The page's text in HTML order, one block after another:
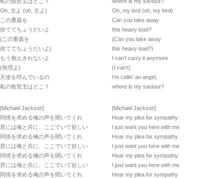
Oh, 主よ (oh, 主よ)
この重責を
捨ててちょうだいよ
(この重責を
捨ててちょうだいよ)
もう抱えきれないよ
(無理よ)
天使を呼んでいるの
私の救世主はどこ？
[Michael Jackson]
同情を求める俺の声を聞いてくれ
君には俺と共に、ここでいて欲しい
同情を求める俺の声を聞いてくれ
君には俺と共に、ここでいて欲しい
同情を求める俺の声を聞いてくれ
君には俺と共に、ここでいて欲しい
同情を求める俺の声を聞いてくれ
Oh, my lord (oh, my lord)
Can you take away
this heavy load?
(Can you take away
this heavy load?)
I can’t carry it anymore
(I can’t)
I’m callin’ an angel,
where is my saviour?
[Michael Jackson]
Hear my plea for sympathy
I just want you here with me
Hear my plea for sympathy
I just want you here with me
Hear my plea for sympathy
I just want you here with me
Hear my plea for sympathy